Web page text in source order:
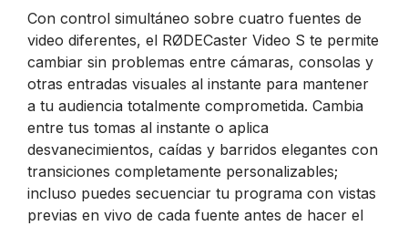
Con control simultáneo sobre cuatro fuentes de
video diferentes, el RØDECaster Video S te permite
cambiar sin problemas entre cámaras, consolas y
otras entradas visuales al instante para mantener
a tu audiencia totalmente comprometida. Cambia
entre tus tomas al instante o aplica
desvanecimientos, caídas y barridos elegantes con
transiciones completamente personalizables;
incluso puedes secuenciar tu programa con vistas
previas en vivo de cada fuente antes de hacer el